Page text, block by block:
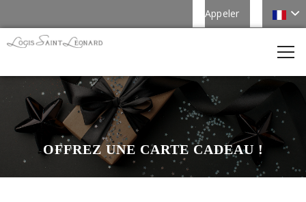
Appeler
OFFREZ UNE CARTE CADEAU !